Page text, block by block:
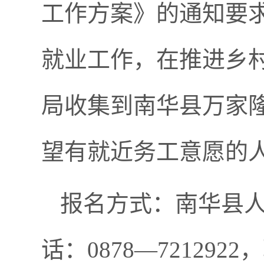
工作方案》的通知要
就业工作，在推进乡
局收集到南华县万家
望有就近务工意愿的
报名方式：南华县
话：0878—7212922